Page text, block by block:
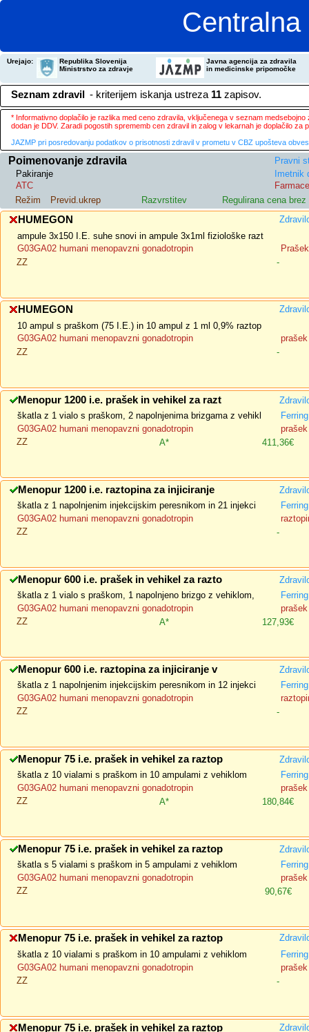
Urejajo:
Republika Slovenija
Ministrstvo za zdravje
Javna agencija za zdravila
in medicinske pripomočke
Seznam zdravil - kriterijem iskanja ustreza 11 zapisov.
* Informativno doplačilo je razlika med ceno zdravila, vključenega v seznam
dodan je DDV. Zaradi pogostih sprememb cen zdravil in zalog v lekarnah je doplačilo
JAZMP pri posredovanju podatkov o prisotnosti zdravil v prometu v CBZ upošteva
Poimenovanje zdravila
Pravni
Pakiranje
Imetnik
ATC
Režim
Previd.ukrep Razvrstitev Regulirana cena brez
HUMEGON
ampule 3x150 I.E. suhe snovi in ampule 3x1ml fiziološke razt
G03GA02 humani menopavzni gonadotropin
ZZ
-
HUMEGON
10 ampul s praškom (75 I.E.) in 10 ampul z 1 ml 0,9% raztop
G03GA02 humani menopavzni gonadotropin
ZZ
-
Menopur 1200 i.e. prašek in vehikel za razt
škatla z 1 vialo s praškom, 2 napolnjenima brizgama z vehikl
G03GA02 humani menopavzni gonadotropin
ZZ
A* 411,36€
Menopur 1200 i.e. raztopina za injiciranje
škatla z 1 napolnjenim injekcijskim peresnikom in 21 injekci
G03GA02 humani menopavzni gonadotropin
ZZ
-
Menopur 600 i.e. prašek in vehikel za razto
škatla z 1 vialo s praškom, 1 napolnjeno brizgo z vehiklom,
G03GA02 humani menopavzni gonadotropin
ZZ
A* 127,93€
Menopur 600 i.e. raztopina za injiciranje v
škatla z 1 napolnjenim injekcijskim peresnikom in 12 injekci
G03GA02 humani menopavzni gonadotropin
ZZ
-
Menopur 75 i.e. prašek in vehikel za raztop
škatla z 10 vialami s praškom in 10 ampulami z vehiklom
G03GA02 humani menopavzni gonadotropin
ZZ
A* 180,84€
Menopur 75 i.e. prašek in vehikel za raztop
škatla s 5 vialami s praškom in 5 ampulami z vehiklom
G03GA02 humani menopavzni gonadotropin
ZZ
90,67€
Menopur 75 i.e. prašek in vehikel za raztop
škatla z 10 vialami s praškom in 10 ampulami z vehiklom
G03GA02 humani menopavzni gonadotropin
ZZ
-
Menopur 75 i.e. prašek in vehikel za raztop